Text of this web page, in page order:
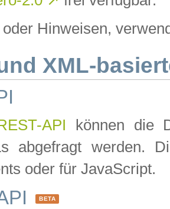
oder Hinweisen,
XML-
API können die
abgefragt werden.
oder für JavaScript.
BETA